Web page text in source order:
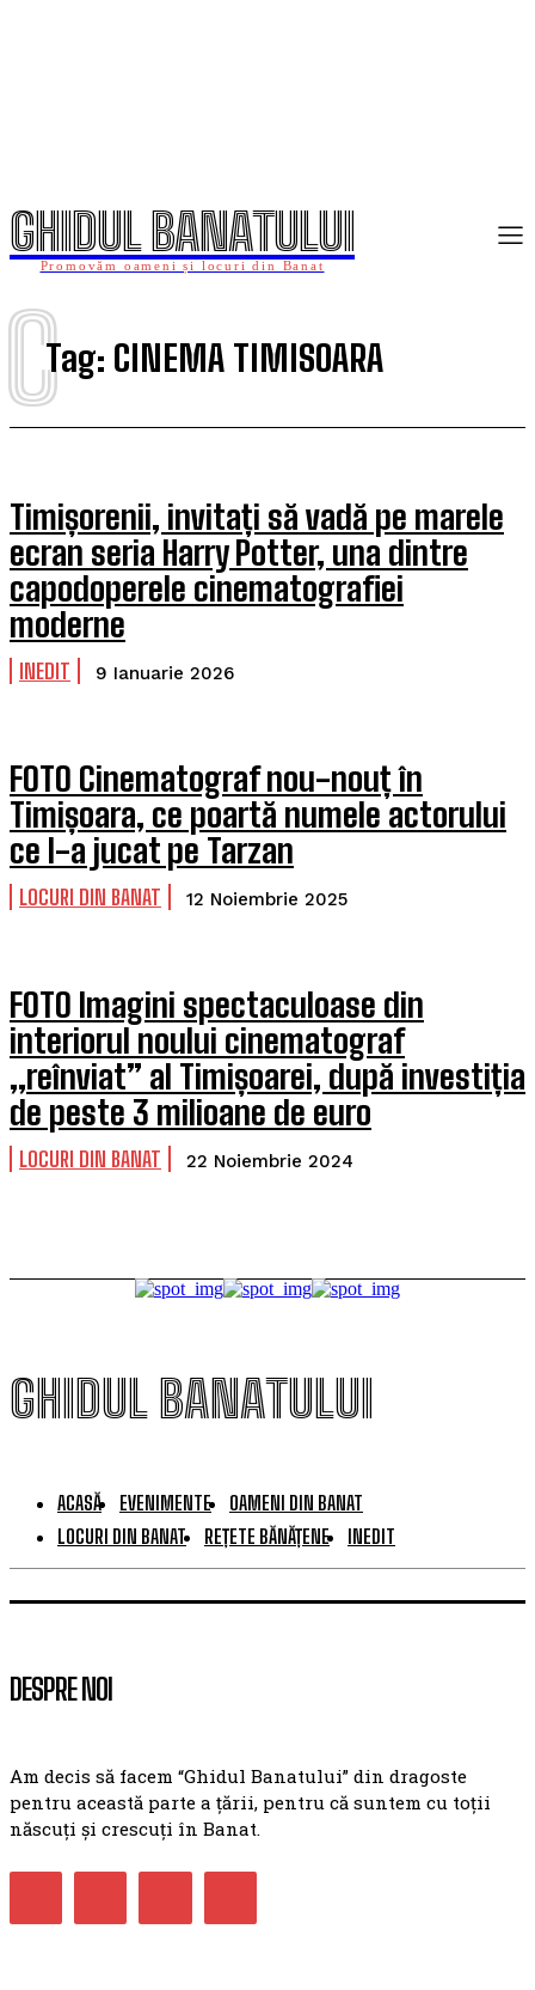
GHIDUL BANATULUI
Promovăm oameni și locuri din Banat
Tag: CINEMA TIMISOARA
C
Timișorenii, invitați să vadă pe marele
ecran seria Harry Potter, una dintre
capodoperele cinematografiei
moderne
INEDIT 9 Ianuarie 2026
FOTO Cinematograf nou-nouț în
Timișoara, ce poartă numele actorului
ce l-a jucat pe Tarzan
LOCURI DIN BANAT 12 Noiembrie 2025
FOTO Imagini spectaculoase din
interiorul noului cinematograf
„reînviat” al Timișoarei, după investiția
de peste 3 milioane de euro
LOCURI DIN BANAT 22 Noiembrie 2024
GHIDUL BANATULUI
ACASĂ EVENIMENTE
OAMENI DIN BANAT
LOCURI DIN BANAT
REȚETE BĂNĂȚENE INEDIT
DESPRE NOI
Am decis să facem “Ghidul Banatului” din dragoste
pentru această parte a țării, pentru că suntem cu toții
născuți și crescuți în Banat.